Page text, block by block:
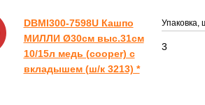
DBMI300-7598U Кашпо
МИЛЛИ Ø30см выс.31см
10/15л медь (cooper) с
вкладышем (ш/к 3213) *
Упаковка,
3